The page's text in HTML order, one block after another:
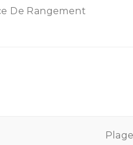
De Rangement
Plage